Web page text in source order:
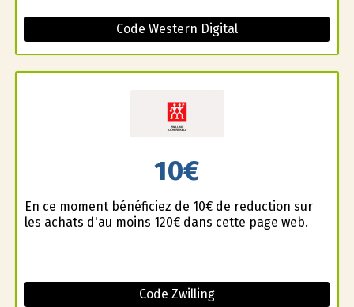
Code Western Digital
10€
En ce moment bénéficiez de 10€ de reduction sur
les achats d'au moins 120€ dans cette page web.
Code Zwilling